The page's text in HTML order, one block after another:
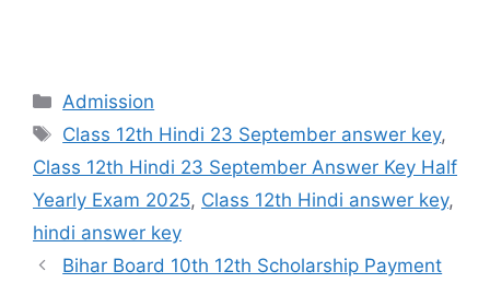
Categories
Admission
Tags
Class 12th Hindi 23 September answer key,
Class 12th Hindi 23 September Answer Key Half
Yearly Exam 2025, Class 12th Hindi answer key,
hindi answer key
Bihar Board 10th 12th Scholarship Payment